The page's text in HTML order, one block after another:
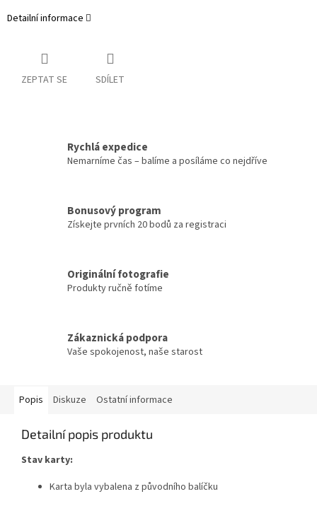
Detailní informace
ZEPTAT SE SDÍLET
Rychlá expedice
Nemarníme čas – balíme a posíláme co nejdříve
Bonusový program
Získejte prvních 20 bodů za registraci
Originální fotografie
Produkty ručně fotíme
Zákaznická podpora
Vaše spokojenost, naše starost
Popis Diskuze Ostatní informace
Detailní popis produktu
Stav karty:
Karta byla vybalena z původního balíčku